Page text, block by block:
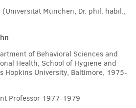
München, Dr. phil. habil.,
of Behavioral Sciences and
Health, School of Hygiene and
Hopkins University, Baltimore, 1975-
Professor 1977-1979